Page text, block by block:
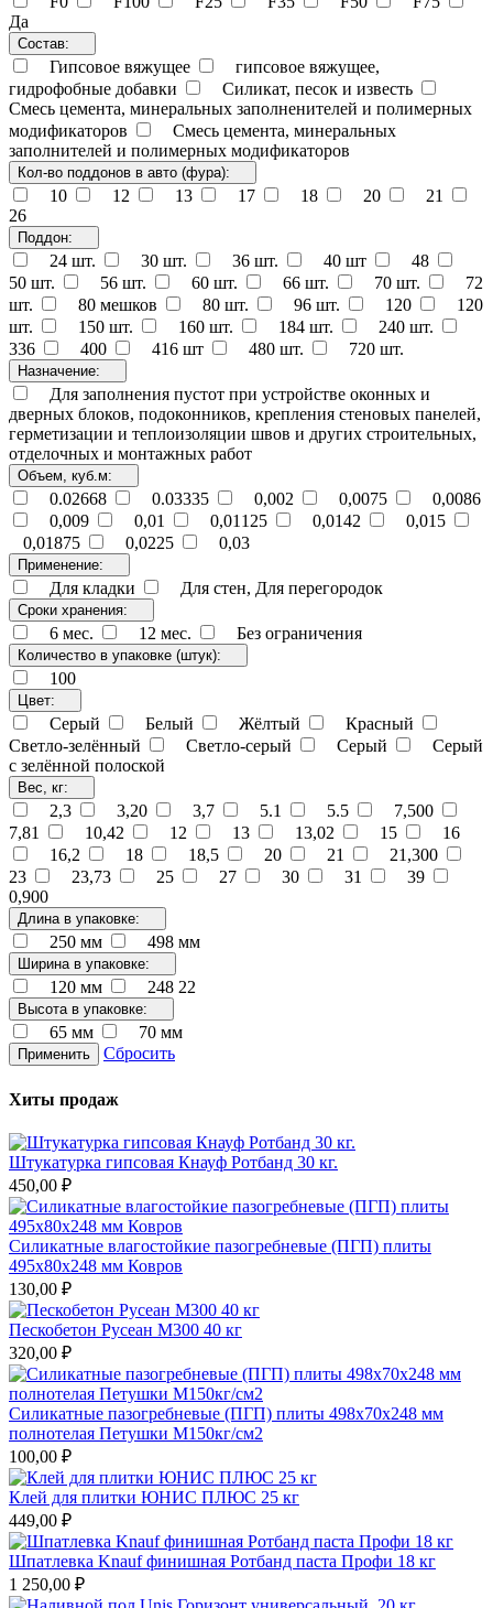
Да
Состав:
Гипсовое вяжущее
гипсовое вяжущее,
гидрофобные добавки
Силикат, песок и известь
Смесь цемента, минеральных заполненителей и полимерных
модификаторов
Смесь цемента, минеральных
заполнителей и полимерных модификаторов
Кол-во поддонов в авто (фура):
10 12 13 17 18 20
21
26
Поддон:
24 шт. 30 шт. 36 шт. 40 шт
48
50 шт.
56 шт. 60 шт. 66 шт. 70 шт.
72
шт.
80 мешков 80 шт. 96 шт. 120
120
шт.
150 шт. 160 шт. 184 шт.
240 шт.
336
400 416 шт 480 шт. 720 шт.
Назначение:
Для заполнения пустот при устройстве оконных и
дверных блоков, подоконников, крепления стеновых панелей,
герметизации и теплоизоляции швов и других строительных,
отделочных и монтажных работ
Объем, куб.м:
0.02668 0.03335 0,002 0,0075
0,0086
0,009
0,01 0,01125 0,0142
0,015
0,01875
0,0225 0,03
Применение:
Для кладки Для стен, Для перегородок
Сроки хранения:
6 мес. 12 мес. Без ограничения
Количество в упаковке (штук):
100
Цвет:
Cерый Белый Жёлтый
Красный
Светло-зелённый
Светло-серый Серый
Серый
с зелённой полоской
Вес, кг:
2,3 3,20 3,7 5.1 5.5
7,500
7,81
10,42 12 13 13,02 15
16
16,2
18 18,5 20 21
21,300
23
23,73 25 27 30 31
39
0,900
Длина в упаковке:
250 мм 498 мм
Ширина в упаковке:
120 мм 248 22
Высота в упаковке:
65 мм 70 мм
Применить Сбросить
Хиты продаж
Штукатурка гипсовая Кнауф Ротбанд 30 кг.
450,00 ₽
Силикатные влагостойкие пазогребневые (ПГП) плиты
495х80х248 мм Ковров
130,00 ₽
Пескобетон Русеан М300 40 кг
320,00 ₽
Силикатные пазогребневые (ПГП) плиты 498х70х248 мм
полнотелая Петушки М150кг/см2
100,00 ₽
Клей для плитки ЮНИС ПЛЮС 25 кг
449,00 ₽
Шпатлевка Knauf финишная Ротбанд паста Профи 18 кг
1 250,00 ₽